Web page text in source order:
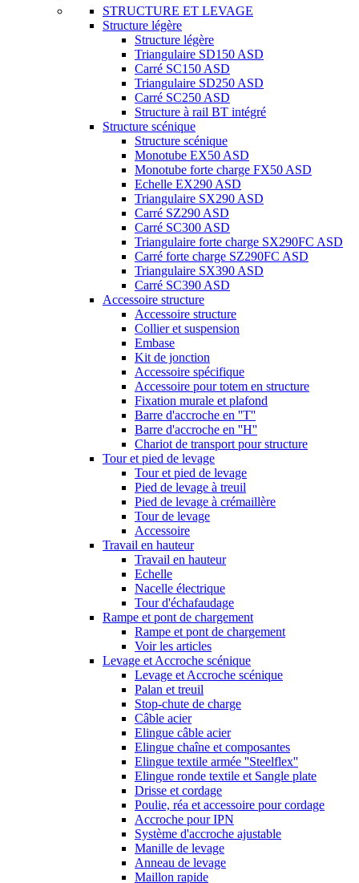
STRUCTURE ET LEVAGE
Structure légère
Structure légère
Triangulaire SD150 ASD
Carré SC150 ASD
Triangulaire SD250 ASD
Carré SC250 ASD
Structure à rail BT intégré
Structure scénique
Structure scénique
Monotube EX50 ASD
Monotube forte charge FX50 ASD
Echelle EX290 ASD
Triangulaire SX290 ASD
Carré SZ290 ASD
Carré SC300 ASD
Triangulaire forte charge SX290FC ASD
Carré forte charge SZ290FC ASD
Triangulaire SX390 ASD
Carré SC390 ASD
Accessoire structure
Accessoire structure
Collier et suspension
Embase
Kit de jonction
Accessoire spécifique
Accessoire pour totem en structure
Fixation murale et plafond
Barre d'accroche en ''T''
Barre d'accroche en ''H''
Chariot de transport pour structure
Tour et pied de levage
Tour et pied de levage
Pied de levage à treuil
Pied de levage à crémaillère
Tour de levage
Accessoire
Travail en hauteur
Travail en hauteur
Echelle
Nacelle électrique
Tour d'échafaudage
Rampe et pont de chargement
Rampe et pont de chargement
Voir les articles
Levage et Accroche scénique
Levage et Accroche scénique
Palan et treuil
Stop-chute de charge
Câble acier
Elingue câble acier
Elingue chaîne et composantes
Elingue textile armée ''Steelflex''
Elingue ronde textile et Sangle plate
Drisse et cordage
Poulie, réa et accessoire pour cordage
Accroche pour IPN
Système d'accroche ajustable
Manille de levage
Anneau de levage
Maillon rapide